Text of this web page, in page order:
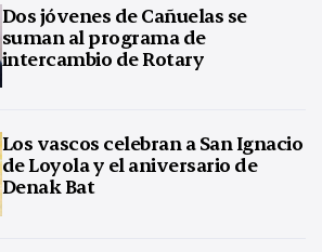
Dos jóvenes de Cañuelas se
suman al programa de
intercambio de Rotary
Los vascos celebran a San Ignacio
de Loyola y el aniversario de
Denak Bat